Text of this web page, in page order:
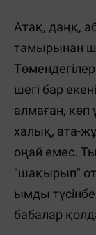
Атақ, даңқ,
тамырынан
шегі бар
алмаған,
халық, ата-
оңай емес.
"шақырып"
ымды
бабалар